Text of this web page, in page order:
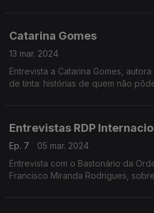
Catarina Gomes
13 mar. 2024
Entrevista a Catarina Gomes,
de tinta: histórias de quem não
Entrevistas RDP
Ep. 7
05 mar. 2024
Entrevista com o Bastonário da
Francisco Miranda Rodrigues,